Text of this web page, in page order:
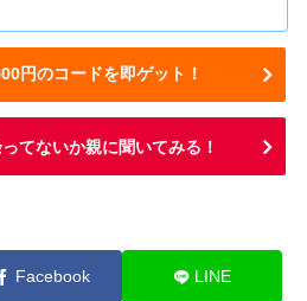
円のコードを即ゲット！
てないか親に聞いてみる！
Facebook LINE